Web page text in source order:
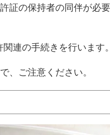
証の保持者の同伴が必
連の手続きを行います。
、ご注意ください。